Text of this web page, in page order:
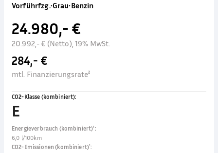
Vorführfzg.•Grau•Benzin
24.980,- €
20.992,- € (Netto), 19% MwSt.
284,- €
mtl. Finanzierungsrate²
CO2-Klasse (kombiniert):
E
Energieverbrauch (kombiniert)¹:
6,0 l/100km
CO2-Emissionen (kombiniert)¹: